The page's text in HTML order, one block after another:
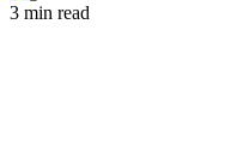
3 min read